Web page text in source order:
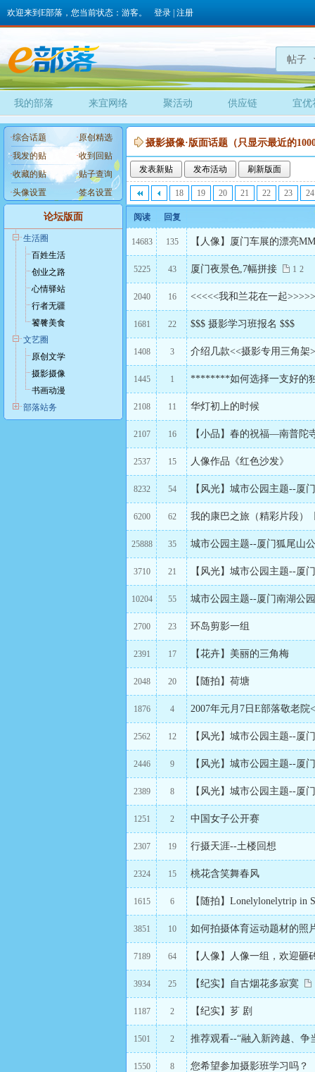
欢迎来到E部落，您当前状态：游客。 登录 注册
帖子
我的部落 来宜网络 聚活动 供应链 宜优
·综合话题 ·原创精选
·我发的贴 ·收到回贴
·收藏的贴 ·贴子查询
·头像设置 ·签名设置
论坛版面
生活圈
百姓生活
创业之路
心情驿站
行者无疆
饕餮美食
文艺圈
原创文学
摄影摄像
书画动漫
部落站务
摄影摄像·版面话题（只显示最近的
发表新贴 发布活动 刷新版面
18 19 20 21 22 23 24
阅读 回复
14683 135 【人像】厦门车展的漂亮
5225 43 厦门夜景色,7幅拼接 1 2
2040 16 <<<<<我和兰花在一起>>>>>
1681 22 $$$ 摄影学习班报名 $$$
1408 3 介绍几款<<摄影专用三角架
1445 1 ********如何选择一支好的
2108 11 华灯初上的时候
2107 16 【小品】春的祝福—南普陀
2537 15 人像作品《红色沙发》
8232 54 【风光】城市公园主题--厦
6200 62 我的康巴之旅（精彩片段）
25888 35 城市公园主题--厦门狐尾山
3710 21 【风光】城市公园主题--厦
10204 55 城市公园主题--厦门南湖公园
2700 23 环岛剪影一组
2391 17 【花卉】美丽的三角梅
2048 20 【随拍】荷塘
1876 4 2007年元月7日E部落敬老
2562 12 【风光】城市公园主题--厦
2446 9 【风光】城市公园主题--厦
2389 8 【风光】城市公园主题--厦
1251 2 中国女子公开赛
2307 19 行摄天涯--土楼回想
2324 15 桃花含笑舞春风
1615 6 【随拍】Lonelylonelytrip in
3851 10 如何拍摄体育运动题材的照
7189 64 【人像】人像一组，欢迎砸
3934 25 【纪实】自古烟花多寂寞
1187 2 【纪实】芗 剧
1501 2 推荐观看--“融入新跨越、争
1550 8 您希望参加摄影班学习吗？